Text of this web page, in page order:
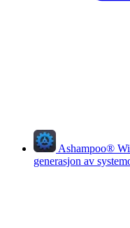
Ashampoo®
generasjon av